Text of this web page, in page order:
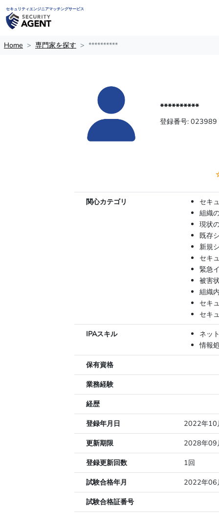
セキュリティエンジニアマッチングサービス
Home 専門家を探す **********
**********
登録番号: 023989
関心カテゴリ
セキ
組織
現状
既存
新規
セキ
緊急
被害
組織
セキ
セキ
IPAスキル
ネッ
情報
保有資格
業務経験
経歴
登録年月日
2022年10
更新期限
2028年09
登録更新回数
1回
試験合格年月
2022年06
試験合格証番号